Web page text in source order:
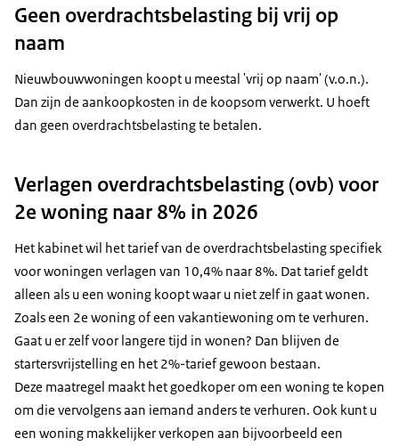
Geen overdrachtsbelasting bij vrij op
naam
Nieuwbouwwoningen koopt u meestal 'vrij op naam' (v.o.n.).
Dan zijn de aankoopkosten in de koopsom verwerkt. U hoeft
dan geen overdrachtsbelasting te betalen.
Verlagen overdrachtsbelasting (ovb) voor
2e woning naar 8% in 2026
Het kabinet wil het tarief van de overdrachtsbelasting specifiek
voor woningen verlagen van 10,4% naar 8%. Dat tarief geldt
alleen als u een woning koopt waar u niet zelf in gaat wonen.
Zoals een 2e woning of een vakantiewoning om te verhuren.
Gaat u er zelf voor langere tijd in wonen? Dan blijven de
startersvrijstelling en het 2%-tarief gewoon bestaan.
Deze maatregel maakt het goedkoper om een woning te kopen
om die vervolgens aan iemand anders te verhuren. Ook kunt u
een woning makkelijker verkopen aan bijvoorbeeld een